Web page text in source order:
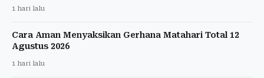
1 hari lalu
Cara Aman Menyaksikan Gerhana Matahari Total 12
Agustus 2026
1 hari lalu